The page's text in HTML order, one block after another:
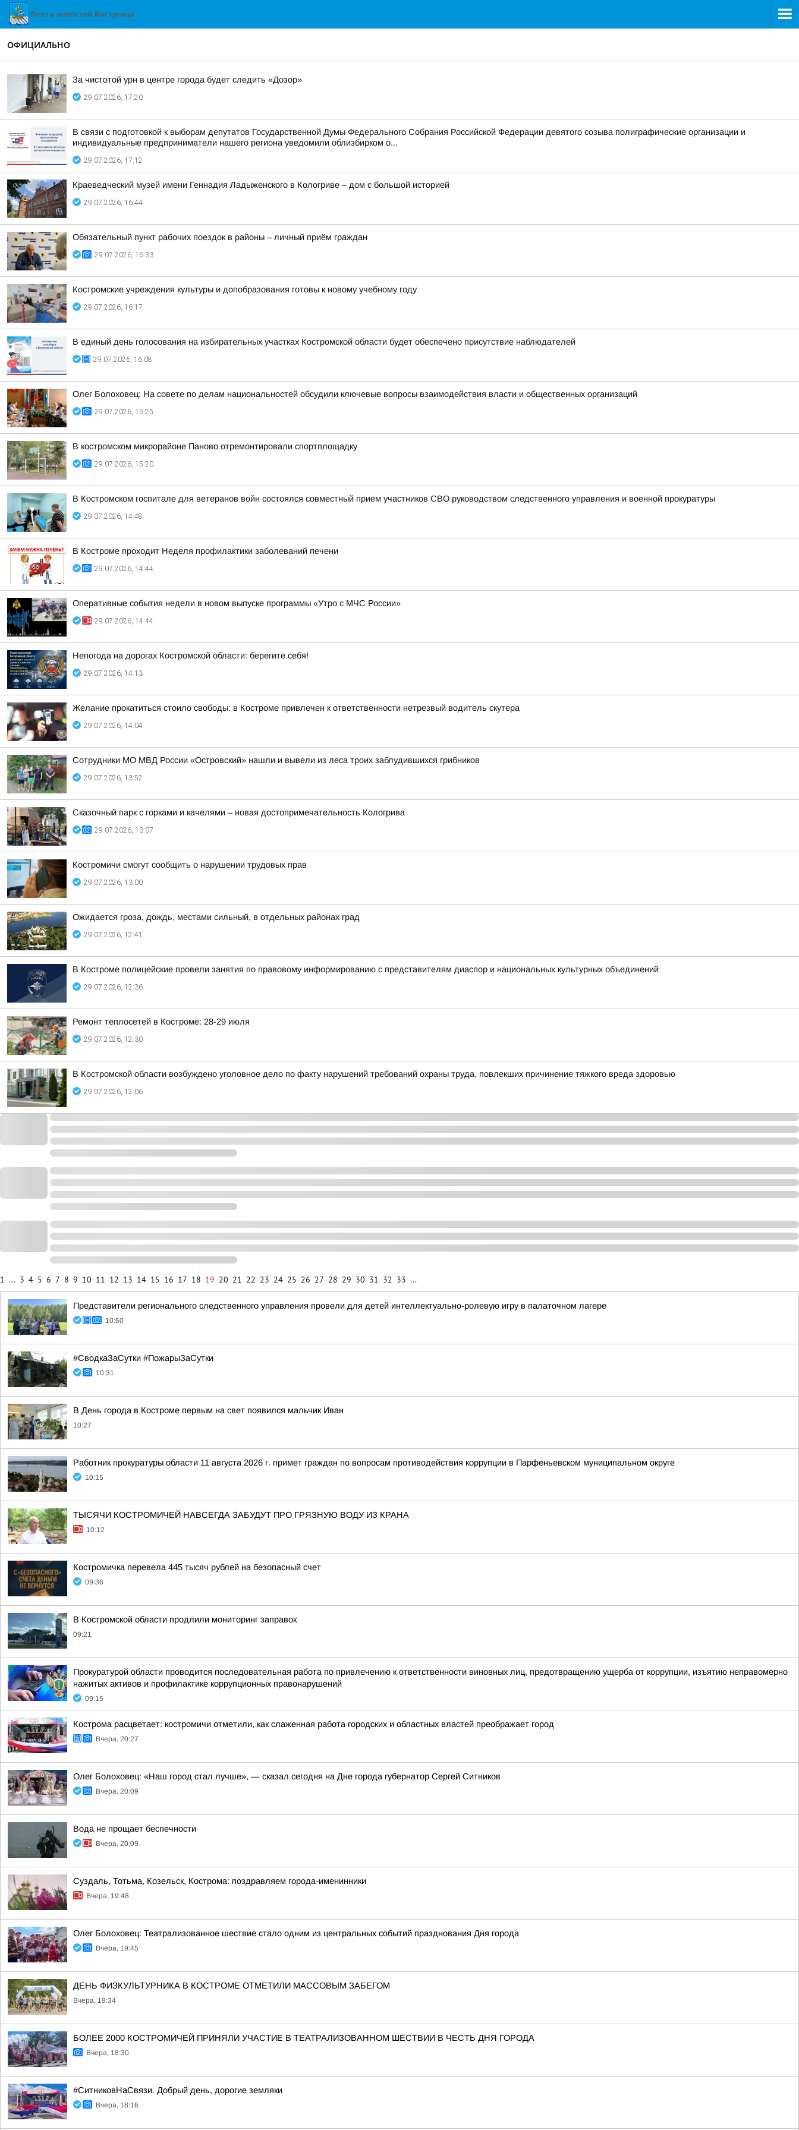
ОФИЦИАЛЬНО
За чистотой урн в центре города будет следить «Дозор»
29.07.2026, 17:20
В связи с подготовкой к выборам депутатов Государственной Думы Федерального Собрания Российской Федерации девятого созыва полиграфические организации и
индивидуальные предприниматели нашего региона уведомили облизбирком о...
29.07.2026, 17:12
Краеведческий музей имени Геннадия Ладыженского в Кологриве – дом с большой историей
29.07.2026, 16:44
Обязательный пункт рабочих поездок в районы – личный приём граждан
29.07.2026, 16:33
Костромские учреждения культуры и допобразования готовы к новому учебному году
29.07.2026, 16:17
В единый день голосования на избирательных участках Костромской области будет обеспечено присутствие наблюдателей
29.07.2026, 16:08
Олег Болоховец: На совете по делам национальностей обсудили ключевые вопросы взаимодействия власти и общественных организаций
29.07.2026, 15:25
В костромском микрорайоне Паново отремонтировали спортплощадку
29.07.2026, 15:20
В Костромском госпитале для ветеранов войн состоялся совместный прием участников СВО руководством следственного управления и военной прокуратуры
29.07.2026, 14:48
В Костроме проходит Неделя профилактики заболеваний печени
29.07.2026, 14:44
Оперативные события недели в новом выпуске программы «Утро с МЧС России»
29.07.2026, 14:44
Непогода на дорогах Костромской области: берегите себя!
29.07.2026, 14:13
Желание прокатиться стоило свободы: в Костроме привлечен к ответственности нетрезвый водитель скутера
29.07.2026, 14:04
Сотрудники МО МВД России «Островский» нашли и вывели из леса троих заблудившихся грибников
29.07.2026, 13:52
Сказочный парк с горками и качелями – новая достопримечательность Кологрива
29.07.2026, 13:07
Костромичи смогут сообщить о нарушении трудовых прав
29.07.2026, 13:00
Ожидается гроза, дождь, местами сильный, в отдельных районах град
29.07.2026, 12:41
В Костроме полицейские провели занятия по правовому информированию с представителям диаспор и национальных культурных объединений
29.07.2026, 12:36
Ремонт теплосетей в Костроме: 28-29 июля
29.07.2026, 12:30
В Костромской области возбуждено уголовное дело по факту нарушений требований охраны труда, повлекших причинение тяжкого вреда здоровью
29.07.2026, 12:06
1 ... 3 4 5 6 7 8 9 10 11 12 13 14 15 16 17 18 19 20 21 22 23 24 25 26 27 28 29 30 31 32 33 ...
Представители регионального следственного управления провели для детей интеллектуально-ролевую игру в палаточном лагере
10:50
#СводкаЗаСутки #ПожарыЗаСутки
10:31
В День города в Костроме первым на свет появился мальчик Иван
10:27
Работник прокуратуры области 11 августа 2026 г. примет граждан по вопросам противодействия коррупции в Парфеньевском муниципальном округе
10:15
ТЫСЯЧИ КОСТРОМИЧЕЙ НАВСЕГДА ЗАБУДУТ ПРО ГРЯЗНУЮ ВОДУ ИЗ КРАНА
10:12
Костромичка перевела 445 тысяч рублей на безопасный счет
09:36
В Костромской области продлили мониторинг заправок
09:21
Прокуратурой области проводится последовательная работа по привлечению к ответственности виновных лиц, предотвращению ущерба от коррупции, изъятию неправомерно
нажитых активов и профилактике коррупционных правонарушений
09:15
Кострома расцветает: костромичи отметили, как слаженная работа городских и областных властей преображает город
Вчера, 20:27
Олег Болоховец: «Наш город стал лучше», — сказал сегодня на Дне города губернатор Сергей Ситников
Вчера, 20:09
Вода не прощает беспечности
Вчера, 20:09
Суздаль, Тотьма, Козельск, Кострома: поздравляем города-именинники
Вчера, 19:48
Олег Болоховец: Театрализованное шествие стало одним из центральных событий празднования Дня города
Вчера, 19:45
ДЕНЬ ФИЗКУЛЬТУРНИКА В КОСТРОМЕ ОТМЕТИЛИ МАССОВЫМ ЗАБЕГОМ
Вчера, 19:34
БОЛЕЕ 2000 КОСТРОМИЧЕЙ ПРИНЯЛИ УЧАСТИЕ В ТЕАТРАЛИЗОВАННОМ ШЕСТВИИ В ЧЕСТЬ ДНЯ ГОРОДА
Вчера, 18:30
#СитниковНаСвязи. Добрый день, дорогие земляки
Вчера, 18:16